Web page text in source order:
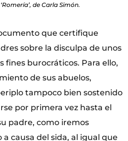
de Carla Simón.
que certifique
sobre la disculpa de unos
fines burocráticos. Para ello,
de sus abuelos,
tampoco bien sostenido
por primera vez hasta el
padre, como iremos
causa del sida, al igual que